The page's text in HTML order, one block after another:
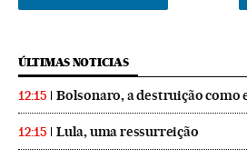
ÚLTIMAS NOTICIAS
12:15 Bolsonaro, a destruição como
12:15 Lula, uma ressurreição